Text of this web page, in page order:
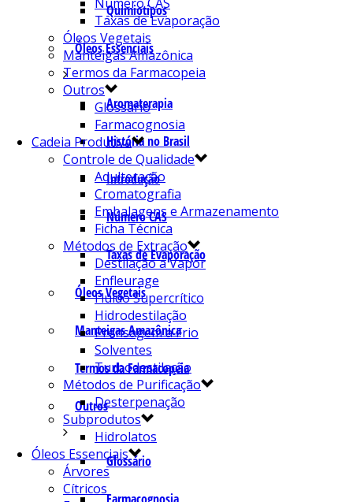
Quimiotipos
Óleos Essenciais
Aromaterapia
História no Brasil
Introdução
Número CAS
Taxas de Evaporação
Óleos Vegetais
Manteigas Amazônica
Termos da Farmacopeia
Outros
Glossário
Taxas de Evaporação
Óleos Vegetais
Manteigas Amazônica
Termos da Farmacopeia
Outros
Glossário
Farmacognosia
Cadeia Produtiva
Controle de Qualidade
Adulteração
Cromatografia
Embalagens e Armazenamento
Ficha Técnica
Métodos de Extração
Destilação a Vapor
Enfleurage
Fluído Supercrítico
Hidrodestilação
Prensagem a Frio
Solventes
Turbodestilação
Métodos de Purificação
Desterpenação
Subprodutos
Hidrolatos
Óleos Essenciais
Árvores
Cítricos